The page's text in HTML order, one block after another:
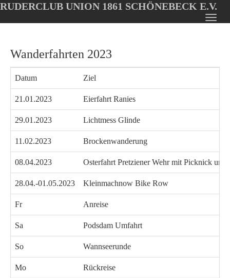
Oops, an error occurred! Code: 202608070624048139d526
main
content
RUDERCLUB UNION 1861 SCHÖNEBECK E.V.
Wanderfahrten 2023
Datum Ziel
21.01.2023 Eierfahrt Ranies
29.01.2023 Lichtmess Glinde
11.02.2023 Brockenwanderung
08.04.2023 Osterfahrt Pretziener Wehr mit Picknick und
28.04.-01.05.2023 Kleinmachnow Bike Row
Fr Anreise
Sa Podsdam Umfahrt
So Wannseerunde
Mo Rückreise